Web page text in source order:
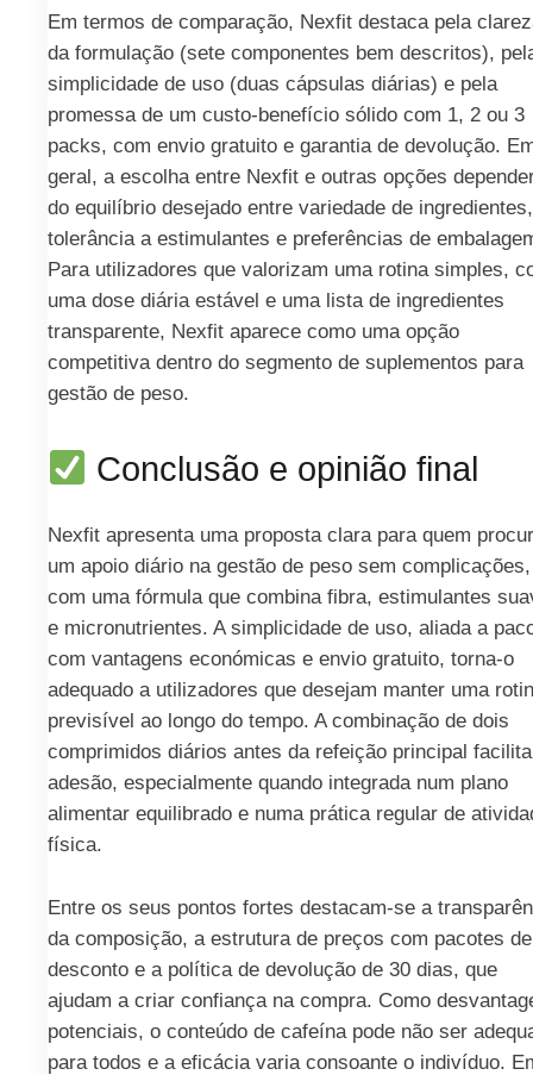
Em termos de comparação, Nexfit destaca pela
da formulação (sete componentes bem descritos),
simplicidade de uso (duas cápsulas diárias) e pela
promessa de um custo-benefício sólido com 1, 2 ou 3
packs, com envio gratuito e garantia de devolução.
geral, a escolha entre Nexfit e outras opções
do equilíbrio desejado entre variedade de ingredientes,
tolerância a estimulantes e preferências de
Para utilizadores que valorizam uma rotina simples,
uma dose diária estável e uma lista de ingredientes
transparente, Nexfit aparece como uma opção
competitiva dentro do segmento de suplementos para
gestão de peso.
Conclusão e opinião final
Nexfit apresenta uma proposta clara para quem
um apoio diário na gestão de peso sem complicações,
com uma fórmula que combina fibra, estimulantes
e micronutrientes. A simplicidade de uso, aliada a
com vantagens económicas e envio gratuito, torna-o
adequado a utilizadores que desejam manter uma
previsível ao longo do tempo. A combinação de dois
comprimidos diários antes da refeição principal
adesão, especialmente quando integrada num plano
alimentar equilibrado e numa prática regular de
física.
Entre os seus pontos fortes destacam-se a
da composição, a estrutura de preços com pacotes de
desconto e a política de devolução de 30 dias, que
ajudam a criar confiança na compra. Como
potenciais, o conteúdo de cafeína pode não ser
para todos e a eficácia varia consoante o indivíduo.